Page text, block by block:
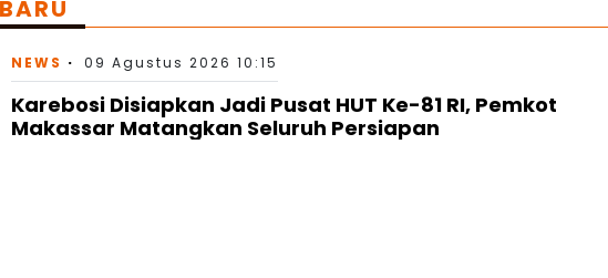
NEWS 09 Agustus 2026 10:15
Karebosi Disiapkan Jadi Pusat HUT Ke-81 RI, Pemkot
Makassar Matangkan Seluruh Persiapan